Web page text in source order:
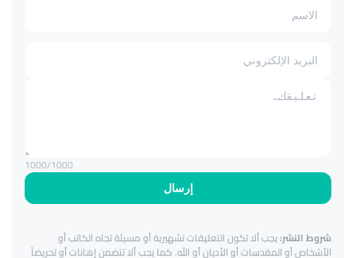
إرسال
1000/1000
شروط النشر:يجب ألا تكون التعليقات تشهيرية أو مسيئة تجاه الكاتب أو
الأشخاص أو المقدسات أو الأديان أو الله. كما يجب ألا تتضمن إهانات أو تحريضاً